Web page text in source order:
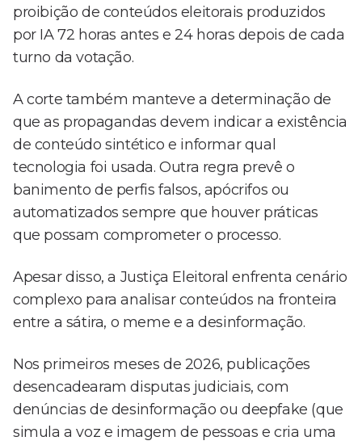
proibição de conteúdos eleitorais produzidos
por IA 72 horas antes e 24 horas depois de cada
turno da votação.
A corte também manteve a determinação de
que as propagandas devem indicar a existência
de conteúdo sintético e informar qual
tecnologia foi usada. Outra regra prevê o
banimento de perfis falsos, apócrifos ou
automatizados sempre que houver práticas
que possam comprometer o processo.
Apesar disso, a Justiça Eleitoral enfrenta cenário
complexo para analisar conteúdos na fronteira
entre a sátira, o meme e a desinformação.
Nos primeiros meses de 2026, publicações
desencadearam disputas judiciais, com
denúncias de desinformação ou deepfake (que
simula a voz e imagem de pessoas e cria uma